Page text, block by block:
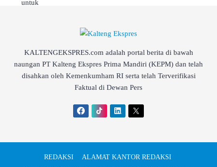
KALTENGEKSPRES.com adalah portal berita di bawah
naungan PT Kalteng Ekspres Prima Mandiri (KEPM) dan telah
disahkan oleh Kemenkumham RI serta telah Terverifikasi
Faktual di Dewan Pers
REDAKSI
ALAMAT KANTOR REDAKSI